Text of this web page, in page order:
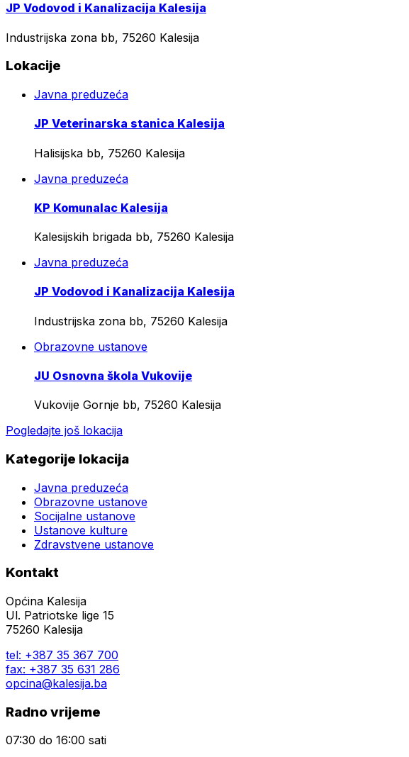
JP Vodovod i Kanalizacija Kalesija
Industrijska zona bb, 75260 Kalesija
Lokacije
Javna preduzeća
JP Veterinarska stanica Kalesija
Halisijska bb, 75260 Kalesija
Javna preduzeća
KP Komunalac Kalesija
Kalesijskih brigada bb, 75260 Kalesija
Javna preduzeća
JP Vodovod i Kanalizacija Kalesija
Industrijska zona bb, 75260 Kalesija
Obrazovne ustanove
JU Osnovna škola Vukovije
Vukovije Gornje bb, 75260 Kalesija
Pogledajte još lokacija
Kategorije lokacija
Javna preduzeća
Obrazovne ustanove
Socijalne ustanove
Ustanove kulture
Zdravstvene ustanove
Kontakt
Općina Kalesija
Ul. Patriotske lige 15
75260 Kalesija
tel: +387 35 367 700
fax: +387 35 631 286
opcina@kalesija.ba
Radno vrijeme
07:30 do 16:00 sati